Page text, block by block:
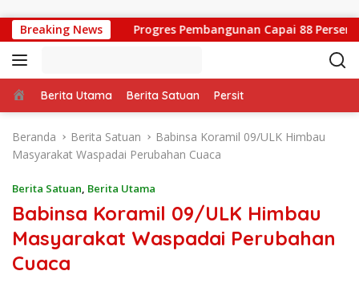
Breaking News
Progres Pembangunan Capai 88 Persen,
Beranda
Berita Utama Berita Satuan Persit
Beranda Berita Satuan
Babinsa Koramil 09/ULK Himbau
Masyarakat Waspadai Perubahan Cuaca
Berita Satuan, Berita Utama
Babinsa Koramil 09/ULK Himbau
Masyarakat Waspadai Perubahan
Cuaca